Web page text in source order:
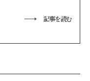
記事を読む